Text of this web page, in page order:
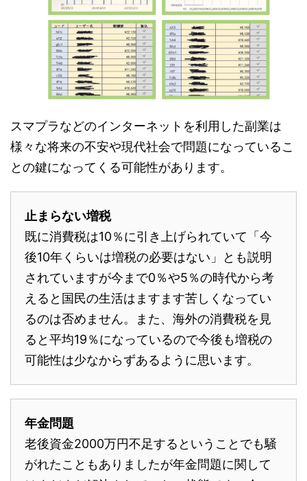
スマプラなどのインターネットを利用した副業は
様々な将来の不安や現代社会で問題になっているこ
との鍵になってくる可能性があります。
止まらない増税
既に消費税は10％に引き上げられていて「今
後10年くらいは増税の必要はない」とも説明
されていますが今まで0％や5％の時代から考
えると国民の生活はますます苦しくなってい
るのは否めません。また、海外の消費税を見
ると平均19％になっているので今後も増税の
可能性は少なからずあるように思います。
年金問題
老後資金2000万円不足するということでも騒
がれたこともありましたが年金問題に関して